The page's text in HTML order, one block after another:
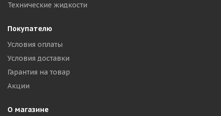
Технические жидкости
Покупателю
Условия оплаты
Условия доставки
Гарантия на товар
Акции
О магазине